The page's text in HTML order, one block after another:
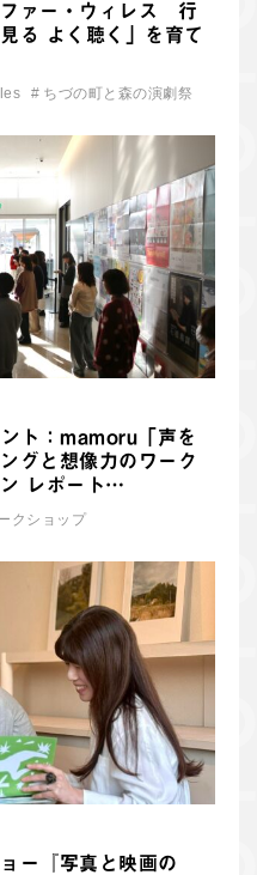
ファー・ウィレス 行
る よく聴く」を育て
# ちづの町と森の演劇祭
ト：mamoru「声を
グと想像力のワーク
ン レポート…
クショップ
ー『写真と映画の